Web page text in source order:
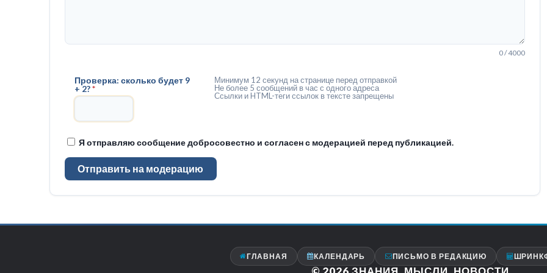
0 / 4000
Проверка: сколько будет 9
+ 2?*
Минимум 12 секунд на странице перед отправкой
Не более 5 сообщений в час с одного адреса
Ссылки и HTML-теги ссылок в тексте запрещены
Я отправляю сообщение добросовестно и согласен с модерацией перед публикацией.
Отправить на модерацию
ГЛАВНАЯ КАЛЕНДАРЬ ПИСЬМО В РЕДАКЦИЮ